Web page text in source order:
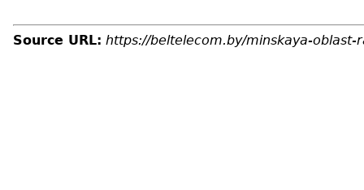
Source URL: https://beltelecom.by/minskaya-oblast-